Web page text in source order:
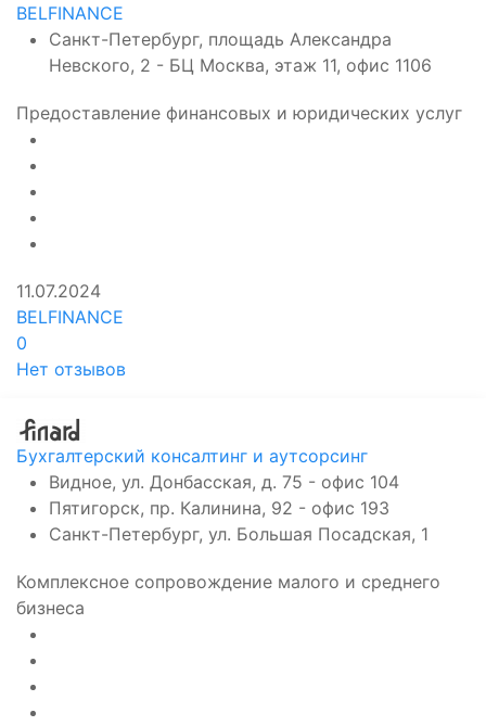
BELFINANCE
Санкт-Петербург, площадь Александра
Невского, 2 - БЦ Москва, этаж 11, офис 1106
Предоставление финансовых и юридических услуг
11.07.2024
BELFINANCE
0
Нет отзывов
Бухгалтерский консалтинг и аутсорсинг
Видное, ул. Донбасская, д. 75 - офис 104
Пятигорск, пр. Калинина, 92 - офис 193
Санкт-Петербург, ул. Большая Посадская, 1
Комплексное сопровождение малого и среднего
бизнеса